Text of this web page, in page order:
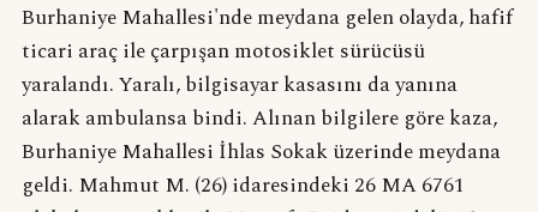
Burhaniye Mahallesi'nde meydana gelen olayda, hafif
ticari araç ile çarpışan motosiklet sürücüsü
yaralandı. Yaralı, bilgisayar kasasını da yanına
alarak ambulansa bindi. Alınan bilgilere göre kaza,
Burhaniye Mahallesi İhlas Sokak üzerinde meydana
geldi. Mahmut M. (26) idaresindeki 26 MA 6761